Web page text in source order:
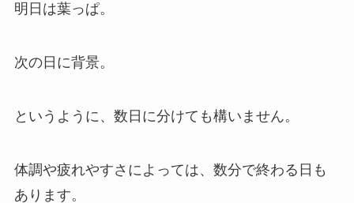
明日は葉っぱ。
次の日に背景。
というように、数日に分けても構いません。
体調や疲れやすさによっては、数分で終わる日も
あります。